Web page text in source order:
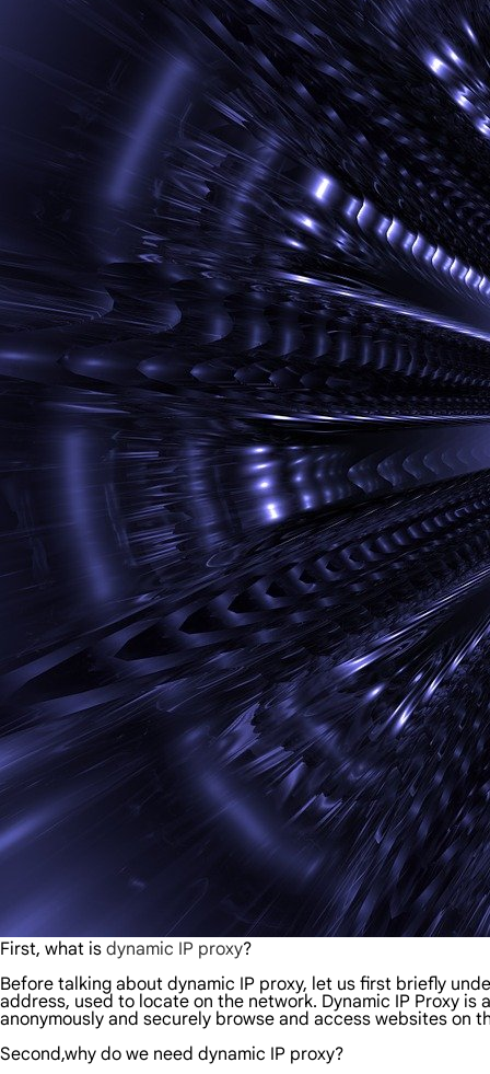
First, what is dynamic IP proxy?
Before talking about dynamic IP proxy, let us first briefly
address, used to locate on the network. Dynamic IP Proxy
anonymously and securely browse and access websites on
Second,why do we need dynamic IP proxy?